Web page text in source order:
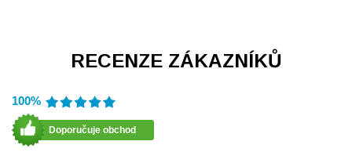
RECENZE ZÁKAZNÍKŮ
100%
Doporučuje obchod